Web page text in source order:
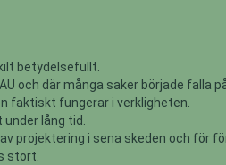
betydelsefullt.
och där många saker började falla
faktiskt fungerar i verkligheten.
lång tid.
projektering i sena skeden och för
stort.